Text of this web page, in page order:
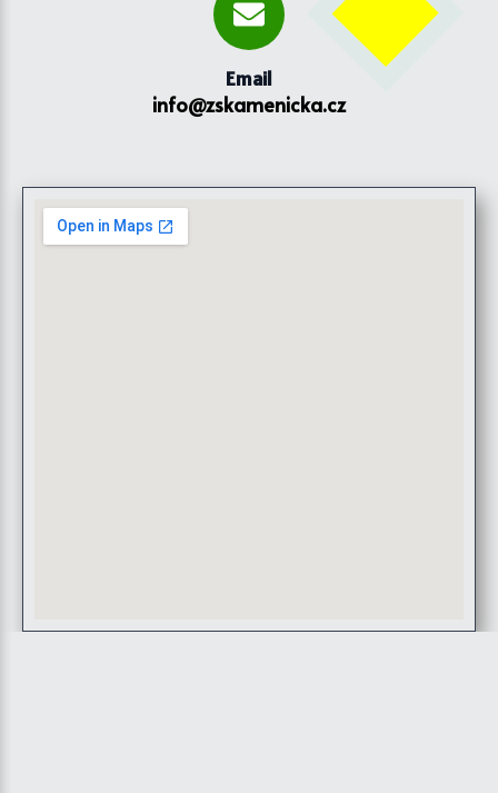
Email
info@zskamenicka.cz